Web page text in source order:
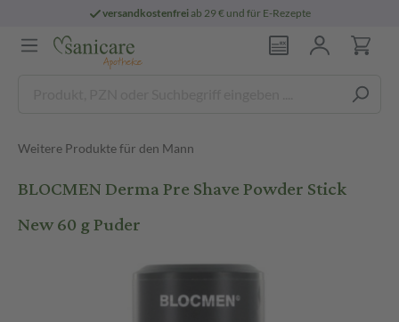
versandkostenfreiab 29 € und für E-Rezepte
Weitere Produkte für den Mann
BLOCMEN Derma Pre Shave Powder Stick
New 60 g Puder